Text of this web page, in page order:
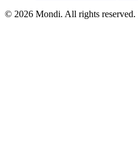
© 2026 Mondi. All rights reserved.